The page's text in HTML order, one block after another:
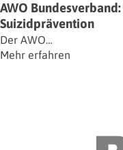
AWO
Suizidprävention
Der AWO…
Mehr erfahren